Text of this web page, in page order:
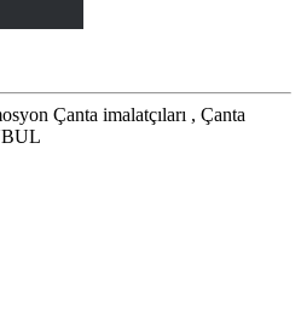
Çanta imalatçıları , Çanta